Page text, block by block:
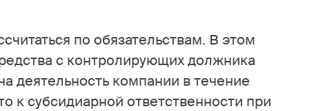
по обязательствам. В этом
с контролирующих должника
деятельность компании в течение
к субсидиарной ответственности при